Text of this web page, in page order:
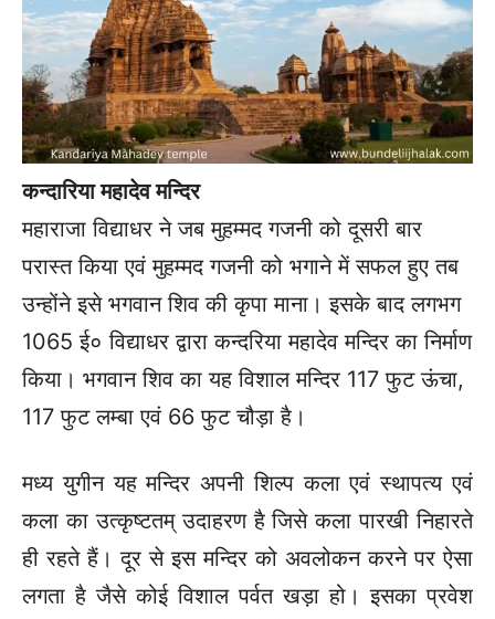
कन्दारिया महादेव मन्दिर
महाराजा विद्याधर ने जब मुहम्मद गजनी को दूसरी बार
परास्त किया एवं मुहम्मद गजनी को भगाने में सफल हुए तब
उन्होंने इसे भगवान शिव की कृपा माना। इसके बाद लगभग
1065 ई० विद्याधर द्वारा कन्दरिया महादेव मन्दिर का निर्माण
किया। भगवान शिव का यह विशाल मन्दिर 117 फुट ऊंचा,
117 फुट लम्बा एवं 66 फुट चौड़ा है।
मध्य युगीन यह मन्दिर अपनी शिल्प कला एवं स्थापत्य एवं
कला का उत्कृष्टतम् उदाहरण है जिसे कला पारखी निहारते
ही रहते हैं। दूर से इस मन्दिर को अवलोकन करने पर ऐसा
लगता है जैसे कोई विशाल पर्वत खड़ा हो। इसका प्रवेश